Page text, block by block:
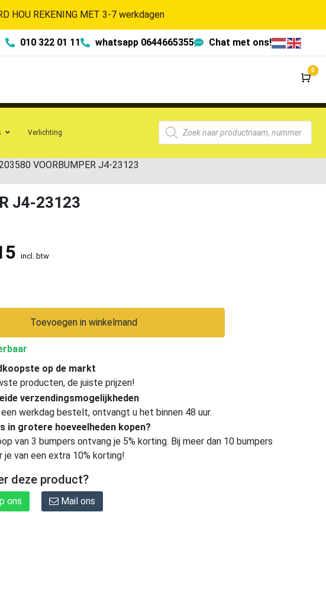
HOU REKENING MET 3-7 werkdagen
010 322 01 11 whatsapp 0644665355 Chat met ons!
0
Verlichting
VOORBUMPER J4-23123
J4-23123
incl. btw
Toevoegen in winkelmand
op de markt
producten, de juiste prijzen!
verzendingsmogelijkheden
werkdag bestelt, ontvangt u het binnen 48 uur.
in grotere hoeveelheden kopen?
van 3 bumpers ontvang je 5% korting. Bij meer dan 10 bumpers
je van een extra 10% korting!
deze product?
ons Mail ons